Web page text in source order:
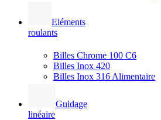
Eléments
roulants
Billes Chrome 100 C6
Billes Inox 420
Billes Inox 316 Alimentaire
Guidage
linéaire